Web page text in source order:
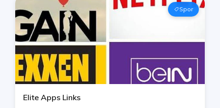
Spor
Elite Apps Links